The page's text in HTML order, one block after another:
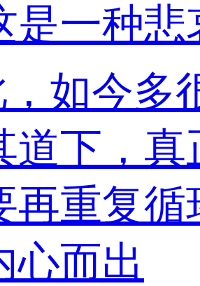
是一种悲
如今多
道下，
再重复
心而出